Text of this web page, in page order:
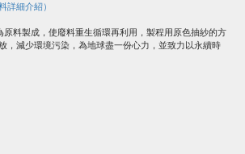
詳細介紹）
料製成，使廢料重生循環再利用，製程用原色抽紗的方
，減少環境污染，為地球盡一份心力，並致力以永續時